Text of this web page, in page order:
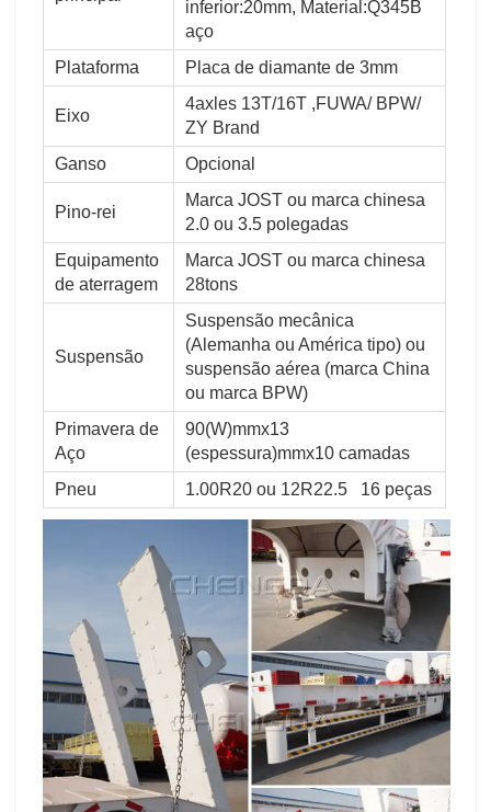
inferior:20mm, Material:Q345B
aço
Plataforma
Placa de diamante de 3mm
Eixo
4axles 13T/16T ,FUWA/ BPW/
ZY Brand
Ganso
Opcional
Pino-rei
Marca JOST ou marca chinesa
2.0 ou 3.5 polegadas
Equipamento
de aterragem
Marca JOST ou marca chinesa
28tons
Suspensão
Suspensão mecânica
(Alemanha ou América tipo) ou
suspensão aérea (marca China
ou marca BPW)
Primavera de
Aço
90(W)mmx13
(espessura)mmx10 camadas
Pneu
1.00R20 ou 12R22.5 16 peças